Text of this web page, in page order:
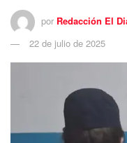
por Redacción El
22 de julio de 2025